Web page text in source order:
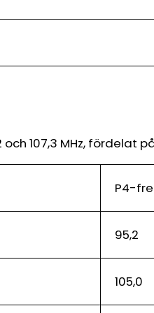
107,3 MHz, fördelat
P4-
95,2
105,0